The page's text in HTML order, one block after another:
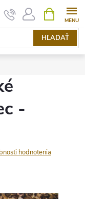
HĽADAŤ
KOŠÍK
-
hodnotenia